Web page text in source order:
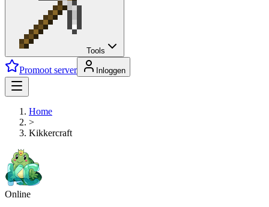
Tools
Promoot server Inloggen
Home
>
Kikkercraft
Online